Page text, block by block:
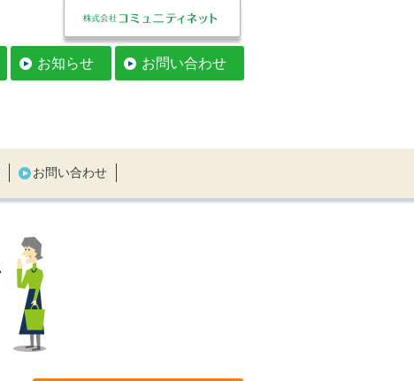
お知らせ お問い合わせ
お問い合わせ